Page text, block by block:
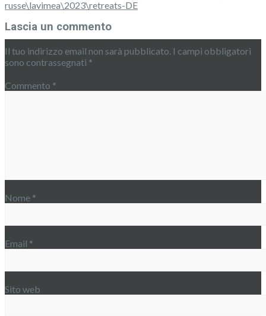
Lascia un commento
Il tuo indirizzo email non sarà pubblicato. I campi obbligatori
sono contrassegnati *
Commento *
Nome *
Email *
Sito web